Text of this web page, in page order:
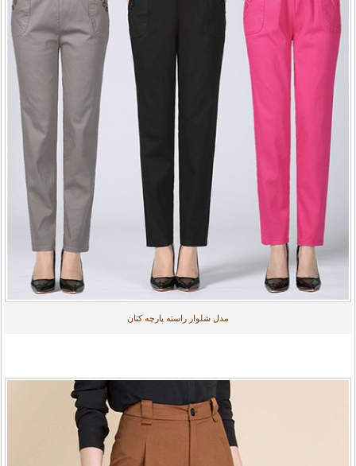
مدل شلوار راسته پارچه کتان